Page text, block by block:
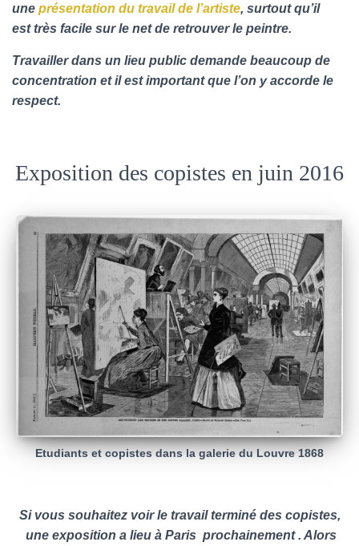
une présentation du travail de l’artiste, surtout qu’il
est très facile sur le net de retrouver le peintre.
Travailler dans un lieu public demande beaucoup de
concentration et il est important que l’on y accorde le
respect.
Exposition des copistes en juin 2016
Etudiants et copistes dans la galerie du Louvre 1868
Si vous souhaitez voir le travail terminé des copistes,
une exposition a lieu à Paris prochainement . Alors